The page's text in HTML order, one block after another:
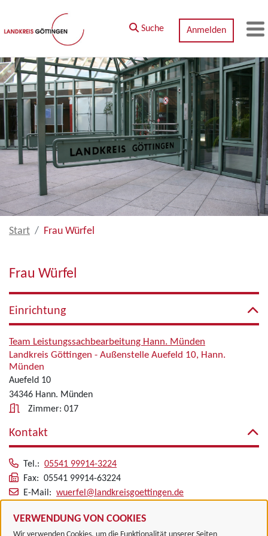
Zum Hauptinhalt springen
VERWENDUNG VON COOKIES
Suche Anmelden
Start Frau Würfel
Frau Würfel
Einrichtung
Team Leistungssachbearbeitung Hann. Münden
Landkreis Göttingen - Außenstelle Auefeld 10, Hann.
Münden
Auefeld 10
34346 Hann. Münden
Zimmer: 017
Kontakt
Tel.: 05541 99914-3224
Fax: 05541 99914-63224
E-Mail: wuerfel@landkreisgoettingen.de
Alle zugeordneten Einrichtungen